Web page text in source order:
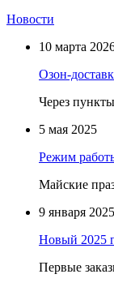
Новости
10 марта
Озон-
Через
5 мая 2025
Режим
Майские
9 января 2025
Новый 2025
Первые